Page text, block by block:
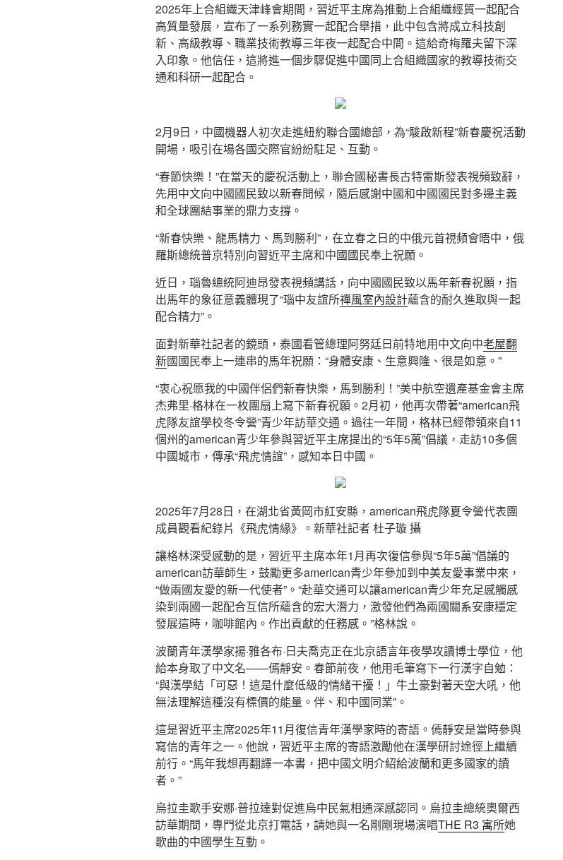
2025年上合組織天津峰會期間，習近平主席為推動上合組織經貿一起配合
高質量發展，宣布了一系列務實一起配合舉措，此中包含將成立科技創
新、高級教導、職業技術教導三年夜一起配合中間。這給奇梅羅夫留下深
入印象。他信任，這將進一個步驟促進中國同上合組織國家的教導技術交
通和科研一起配合。
2月9日，中國機器人初次走進紐約聯合國總部，為“駿啟新程”新春慶祝活動
開場，吸引在場各國交際官紛紛駐足、互動。
“春節快樂！”在當天的慶祝活動上，聯合國秘書長古特雷斯發表視頻致辭，
先用中文向中國國民致以新春問候，隨后感謝中國和中國國民對多邊主義
和全球團結事業的鼎力支撐。
“新春快樂、龍馬精力、馬到勝利”，在立春之日的中俄元首視頻會晤中，俄
羅斯總統普京特別向習近平主席和中國國民奉上祝願。
近日，瑙魯總統阿迪昂發表視頻講話，向中國國民致以馬年新春祝願，指
出馬年的象征意義體現了“瑙中友誼所禪風室內設計蘊含的耐久進取與一起
配合精力”。
面對新華社記者的鏡頭，泰國看管總理阿努廷日前特地用中文向中老屋翻
新國國民奉上一連串的馬年祝願：“身體安康、生意興隆、很是如意。”
“衷心祝愿我的中國伴侶們新春快樂，馬到勝利！”美中航空遺產基金會主席
杰弗里·格林在一枚團扇上寫下新春祝願。2月初，他再次帶著“american飛
虎隊友誼學校冬令營”青少年訪華交通。過往一年間，格林已經帶領來自11
個州的american青少年參與習近平主席提出的“5年5萬”倡議，走訪10多個
中國城市，傳承“飛虎情誼”，感知本日中國。
2025年7月28日，在湖北省黃岡市紅安縣，american飛虎隊夏令營代表團
成員觀看紀錄片《飛虎情緣》。新華社記者 杜子璇 攝
讓格林深受感動的是，習近平主席本年1月再次復信參與“5年5萬”倡議的
american訪華師生，鼓勵更多american青少年參加到中美友愛事業中來，
“做兩國友愛的新一代使者”。“赴華交通可以讓american青少年充足感觸感
染到兩國一起配合互信所蘊含的宏大潛力，激發他們為兩國關系安康穩定
發展這時，咖啡館內。作出貢獻的任務感。”格林說。
波蘭青年漢學家揚·雅各布·日夫喬克正在北京語言年夜學攻讀博士學位，他
給本身取了中文名——傿靜安。春節前夜，他用毛筆寫下一行漢字自勉：
“與漢學結「可惡！這是什麼低級的情緒干擾！」牛土豪對著天空大吼，他
無法理解這種沒有標價的能量。伴、和中國同業”。
這是習近平主席2025年11月復信青年漢學家時的寄語。傿靜安是當時參與
寫信的青年之一。他說，習近平主席的寄語激勵他在漢學研討途徑上繼續
前行。“馬年我想再翻譯一本書，把中國文明介紹給波蘭和更多國家的讀
者。”
烏拉圭歌手安娜·普拉達對促進烏中民氣相通深感認同。烏拉圭總統奧爾西
訪華期間，專門從北京打電話，請她與一名剛剛現場演唱THE R3 寓所她
歌曲的中國學生互動。